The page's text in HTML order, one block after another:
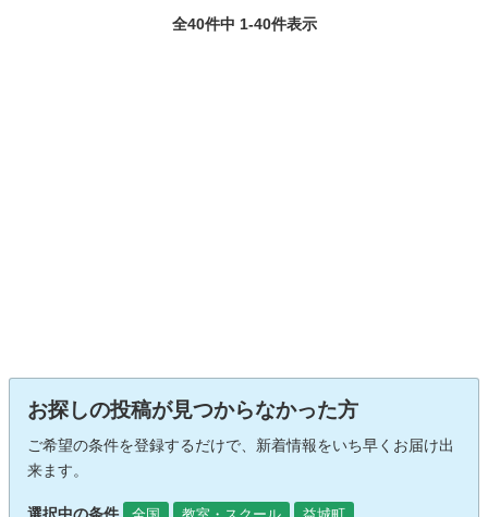
全40件中 1-40件表示
お探しの投稿が見つからなかった方
ご希望の条件を登録するだけで、新着情報をいち早くお届け出
来ます。
選択中の条件